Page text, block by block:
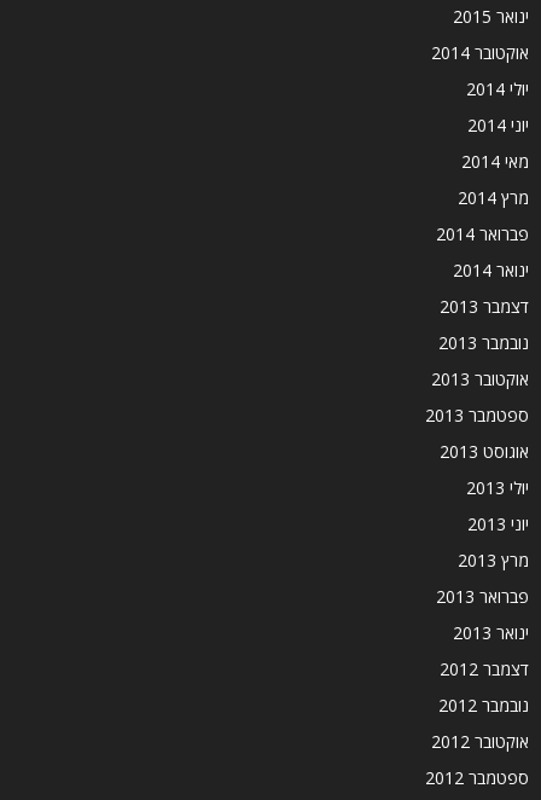
ינואר 2015
אוקטובר 2014
יולי 2014
יוני 2014
מאי 2014
מרץ 2014
פברואר 2014
ינואר 2014
דצמבר 2013
נובמבר 2013
אוקטובר 2013
ספטמבר 2013
אוגוסט 2013
יולי 2013
יוני 2013
מרץ 2013
פברואר 2013
ינואר 2013
דצמבר 2012
נובמבר 2012
אוקטובר 2012
ספטמבר 2012